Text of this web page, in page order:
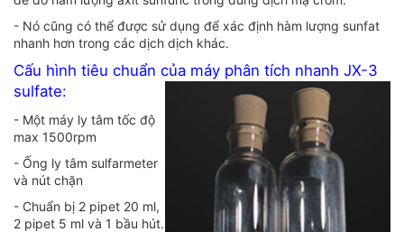
- Nó cũng có thể được sử dụng để xác định hàm lượng sunfat
nhanh hơn trong các dịch dịch khác.
Cấu hình tiêu chuẩn của máy phân tích nhanh JX-3
sulfate:
- Một máy ly tâm tốc độ
max 1500rpm
- Ống ly tâm sulfarmeter
và nút chặn
- Chuẩn bị 2 pipet 20 ml,
2 pipet 5 ml và 1 bầu hút.